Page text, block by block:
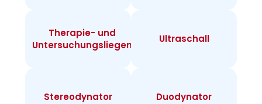
Therapie- und
Untersuchungsliegen
Ultraschall
Stereodynator Duodynator